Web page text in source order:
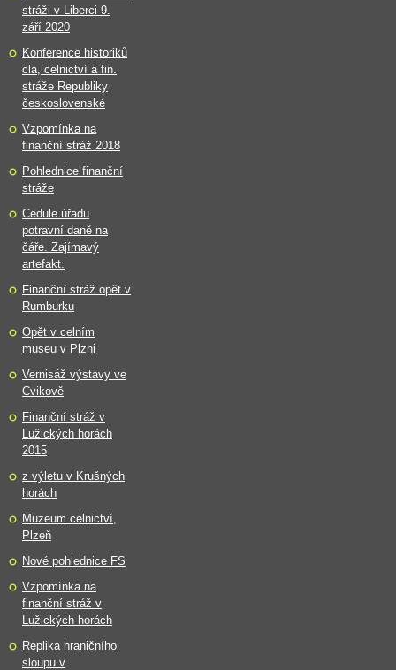
stráži v Liberci 9.
září 2020
Konference historiků
cla, celnictví a fin.
stráže Republiky
československé
Vzpomínka na
finanční stráž 2018
Pohlednice finanční
stráže
Cedule úřadu
potravní daně na
čáře. Zajímavý
artefakt.
Finanční stráž opět v
Rumburku
Opět v celním
museu v Plzni
Vernisáž výstavy ve
Cvikově
Finanční stráž v
Lužických horách
2015
z výletu v Krušných
horách
Muzeum celnictví,
Plzeň
Nové pohlednice FS
Vzpomínka na
finanční stráž v
Lužických horách
Replika hraničního
sloupu v